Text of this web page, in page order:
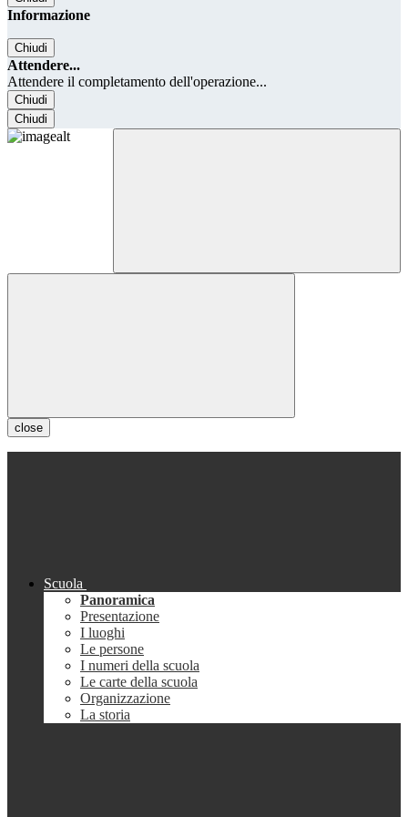
Informazione
Chiudi
Attendere...
Attendere il completamento dell'operazione...
Chiudi
Chiudi
close
Scuola
Panoramica
Presentazione
I luoghi
Le persone
I numeri della scuola
Le carte della scuola
Organizzazione
La storia